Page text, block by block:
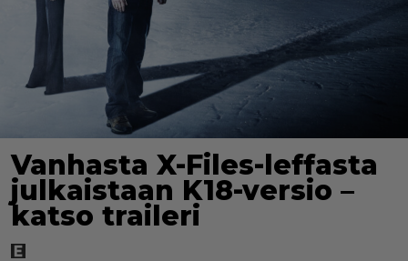
Vanhasta X-Files-leffasta
julkaistaan K18-versio –
katso traileri